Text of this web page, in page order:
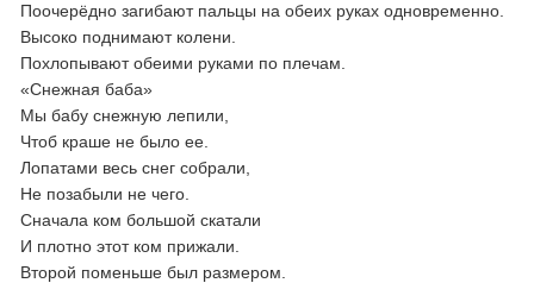
Поочерёдно загибают пальцы на обеих руках одновременно.
Высоко поднимают колени.
Похлопывают обеими руками по плечам.
«Снежная баба»
Мы бабу снежную лепили,
Чтоб краше не было ее.
Лопатами весь снег собрали,
Не позабыли не чего.
Сначала ком большой скатали
И плотно этот ком прижали.
Второй поменьше был размером.